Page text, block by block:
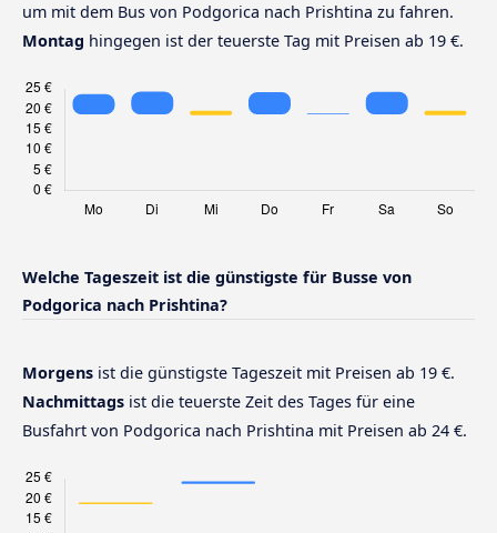
um mit dem Bus von Podgorica nach Prishtina zu fahren.
Montag hingegen ist der teuerste Tag mit Preisen ab 19 €.
Welche Tageszeit ist die günstigste für Busse von
Podgorica nach Prishtina?
Morgens ist die günstigste Tageszeit mit Preisen ab 19 €.
Nachmittags ist die teuerste Zeit des Tages für eine
Busfahrt von Podgorica nach Prishtina mit Preisen ab 24 €.